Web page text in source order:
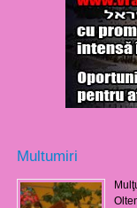
Multumiri